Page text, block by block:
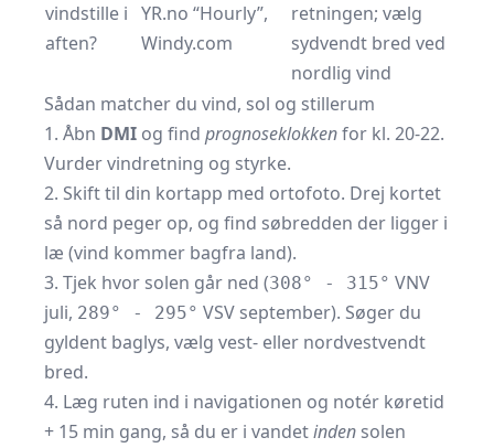
vindstille i
aften?
YR.no “Hourly”,
Windy.com
retningen; vælg
sydvendt bred ved
nordlig vind
Sådan matcher du vind, sol og stillerum
1. Åbn DMI og find prognoseklokkenfor kl. 20-22.
Vurder vindretning og styrke.
2. Skift til din kortapp med ortofoto. Drej kortet
så nord peger op, og find søbredden der ligger i
læ (vind kommer bagfra land).
3. Tjek hvor solen går ned (308° - 315° VNV
juli, 289° - 295° VSV september). Søger du
gyldent baglys, vælg vest- eller nordvestvendt
bred.
4. Læg ruten ind i navigationen og notér køretid
+ 15 min gang, så du er i vandetinden solen